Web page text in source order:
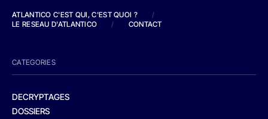
ATLANTICO C'EST QUI, C'EST QUOI ?
/
LE RESEAU D'ATLANTICO
/ CONTACT
CATEGORIES
DECRYPTAGES
DOSSIERS